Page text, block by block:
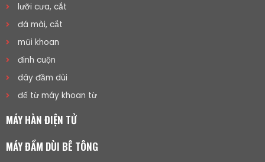
lưỡi cưa, cắt
đá mài, cắt
mũi khoan
đinh cuộn
dây đầm dùi
đế từ máy khoan từ
MÁY HÀN ĐIỆN TỬ
MÁY ĐẦM DÙI BÊ TÔNG